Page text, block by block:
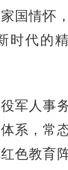
国情怀
时代的
军人事
系，常
色教育